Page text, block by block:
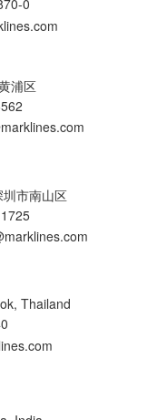
0
浦区
市南山区
Thailand